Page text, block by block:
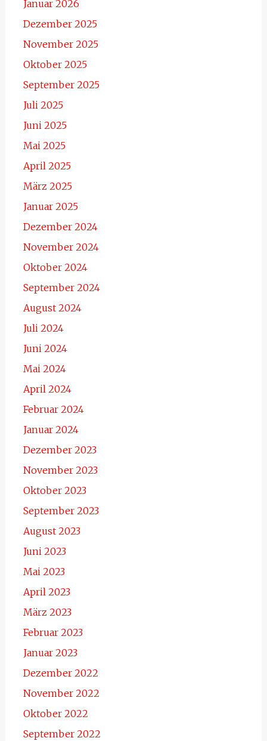
Januar 2026
Dezember 2025
November 2025
Oktober 2025
September 2025
Juli 2025
Juni 2025
Mai 2025
April 2025
März 2025
Januar 2025
Dezember 2024
November 2024
Oktober 2024
September 2024
August 2024
Juli 2024
Juni 2024
Mai 2024
April 2024
Februar 2024
Januar 2024
Dezember 2023
November 2023
Oktober 2023
September 2023
August 2023
Juni 2023
Mai 2023
April 2023
März 2023
Februar 2023
Januar 2023
Dezember 2022
November 2022
Oktober 2022
September 2022